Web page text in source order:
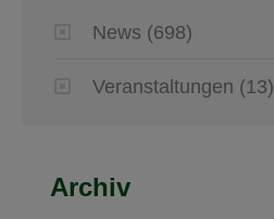
News (698)
Veranstaltungen (13)
Archiv